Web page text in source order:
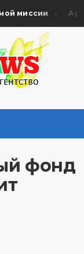
миссии
фонд